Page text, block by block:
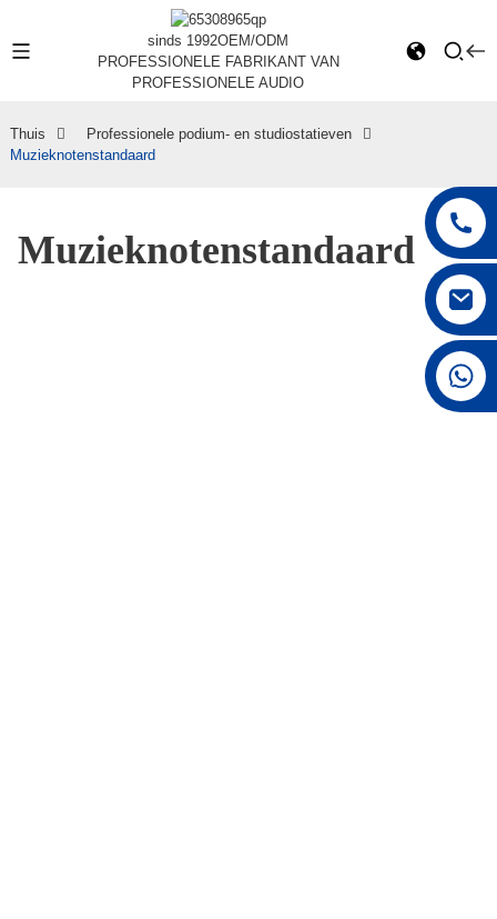
sinds 1992OEM/ODM
PROFESSIONELE FABRIKANT VAN
PROFESSIONELE AUDIO
Thuis
Professionele podium- en studiostatieven
Muzieknotenstandaard
Muzieknotenstandaard